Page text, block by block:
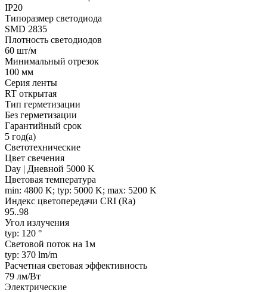
IP20
Типоразмер светодиода
SMD 2835
Плотность светодиодов
60 шт/м
Минимальный отрезок
100 мм
Серия ленты
RT открытая
Тип герметизации
Без герметизации
Гарантийный срок
5 год(а)
Светотехнические
Цвет свечения
Day | Дневной 5000 K
Цветовая температура
min: 4800 K; typ: 5000 K; max: 5200 K
Индекс цветопередачи CRI (Ra)
95..98
Угол излучения
typ: 120 °
Световой поток на 1м
typ: 370 lm/m
Расчетная световая эффективность
79 лм/Вт
Электрические